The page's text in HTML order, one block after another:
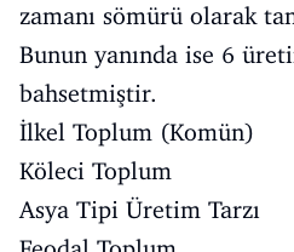
zamanı sömürü olarak
Bunun yanında ise 6
bahsetmiştir.
İlkel Toplum (Komün)
Köleci Toplum
Asya Tipi Üretim Tarzı